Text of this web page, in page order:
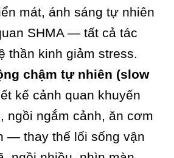
mát, ánh sáng tự nhiên
SHMA — tất cả tác
thần kinh giảm stress.
chậm tự nhiên (slow
kế cảnh quan khuyến
ngồi ngắm cảnh, ăn cơm
— thay thế lối sống vận